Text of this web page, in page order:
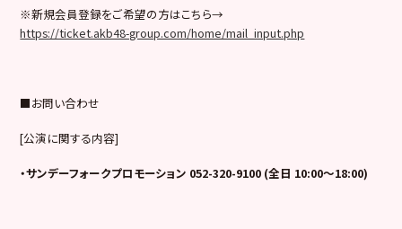
※新規会員登録をご希望の方はこちら→
https://ticket.akb48-group.com/home/mail_input.php
■お問い合わせ
[公演に関する内容]
・サンデーフォークプロモーション 052-320-9100 (全日 10:00～18:00)